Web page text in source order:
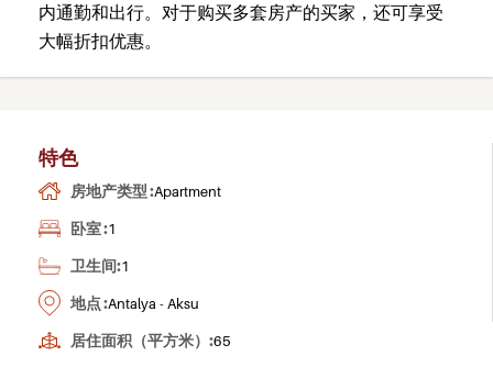
内通勤和出行。对于购买多套房产的买家，还可享受
大幅折扣优惠。
特色
房地产类型 :Apartment
卧室 :1
卫生间:1
地点 :Antalya - Aksu
居住面积（平方米）:65